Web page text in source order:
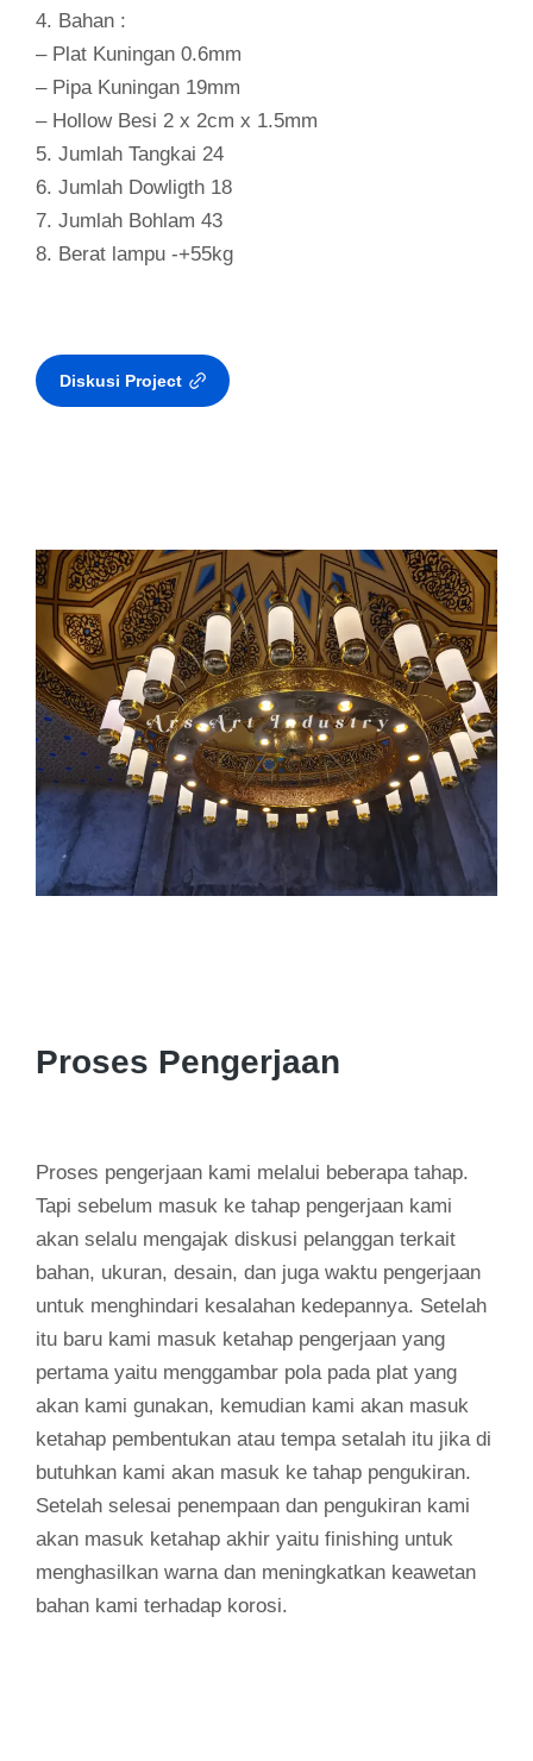
4. Bahan :
– Plat Kuningan 0.6mm
– Pipa Kuningan 19mm
– Hollow Besi 2 x 2cm x 1.5mm
5. Jumlah Tangkai 24
6. Jumlah Dowligth 18
7. Jumlah Bohlam 43
8. Berat lampu -+55kg
Diskusi Project
Proses Pengerjaan
Proses pengerjaan kami melalui beberapa tahap.
Tapi sebelum masuk ke tahap pengerjaan kami
akan selalu mengajak diskusi pelanggan terkait
bahan, ukuran, desain, dan juga waktu pengerjaan
untuk menghindari kesalahan kedepannya. Setelah
itu baru kami masuk ketahap pengerjaan yang
pertama yaitu menggambar pola pada plat yang
akan kami gunakan, kemudian kami akan masuk
ketahap pembentukan atau tempa setalah itu jika di
butuhkan kami akan masuk ke tahap pengukiran.
Setelah selesai penempaan dan pengukiran kami
akan masuk ketahap akhir yaitu finishing untuk
menghasilkan warna dan meningkatkan keawetan
bahan kami terhadap korosi.